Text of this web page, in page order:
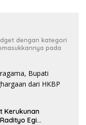
dengan kategori
pada
Kerukunan
Egi